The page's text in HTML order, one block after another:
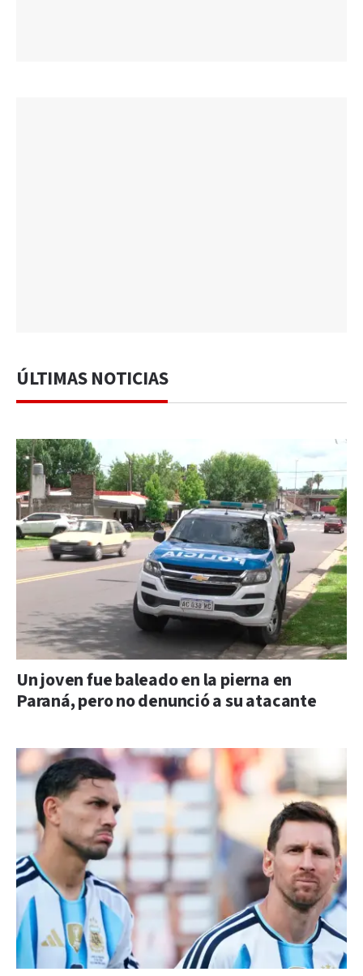
ÚLTIMAS NOTICIAS
Un joven fue baleado en la pierna en
Paraná, pero no denunció a su atacante